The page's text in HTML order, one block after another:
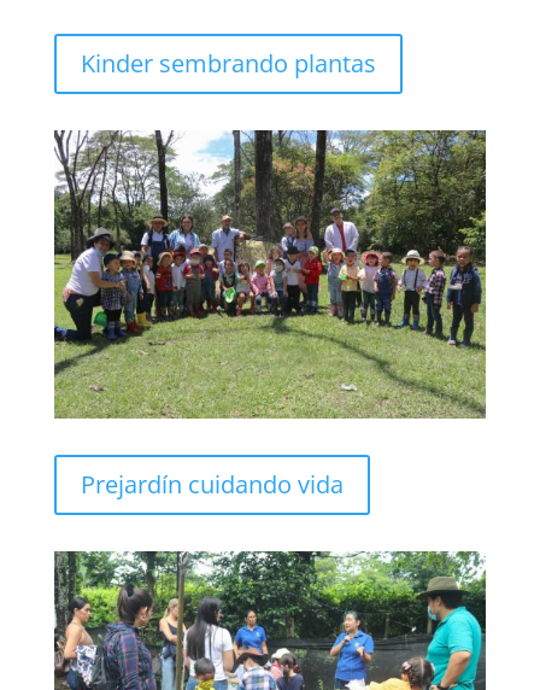
Kinder sembrando plantas
Prejardín cuidando vida